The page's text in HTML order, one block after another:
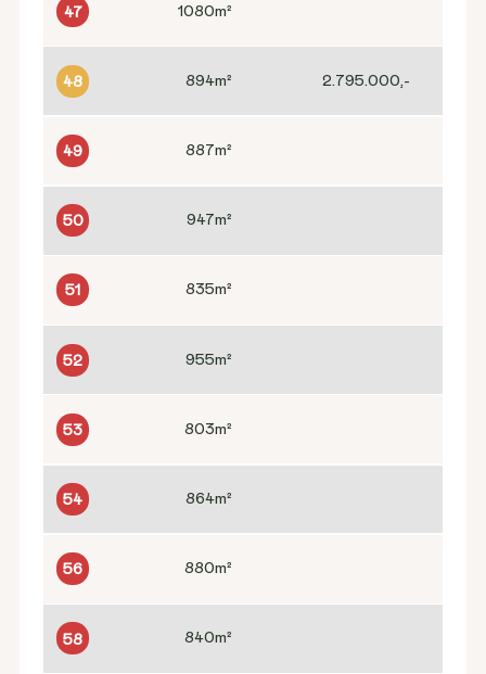
47 1080m²
48 894m² 2.795.000,-
49 887m²
50 947m²
51 835m²
52 955m²
53 803m²
54 864m²
56 880m²
58 840m²